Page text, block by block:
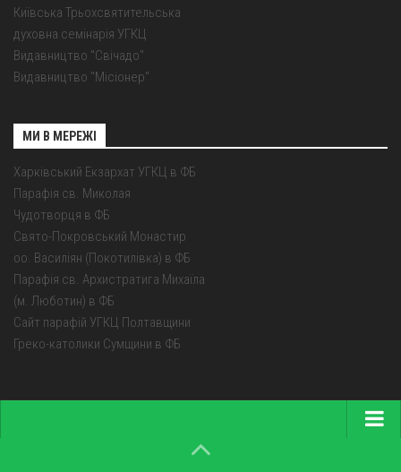
Київська Трьохсвятительська
духовна семінарія УГКЦ
Видавництво "Свічадо"
Видавництво "Місіонер"
МИ В МЕРЕЖІ
Харківський Екзархат УГКЦ в ФБ
Парафія св. Миколая
Чудотворця в ФБ
Свято-Покровський Монастир
оо. Василіян (Покотилівка) в ФБ
Парафія св. Архистратига Михаїла
(м. Люботин) в ФБ
Сайт парафій УГКЦ Полтавщини
Греко-католики Сумщини в ФБ